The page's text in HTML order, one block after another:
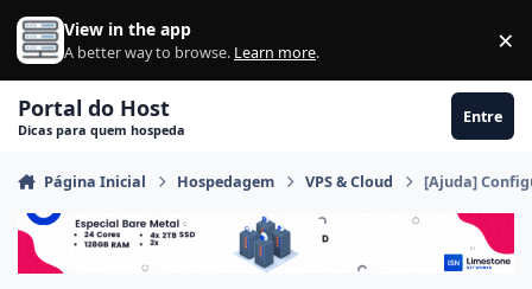
Ir para conteúdo
View in the app
A better way to browse. Learn more. ×
Portal do Host
Dicas para quem hospeda
Entre
Página Inicial Hospedagem VPS & Cloud [Ajuda]